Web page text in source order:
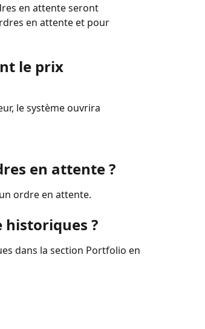
en attente seront
en attente et pour
le prix
le système ouvrira
en attente ?
ordre en attente.
historiques ?
dans la section Portfolio en